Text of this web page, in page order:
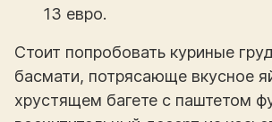
13 евро.
Стоит попробовать куриные
басмати, потрясающе вкусное
хрустящем багете с паштетом